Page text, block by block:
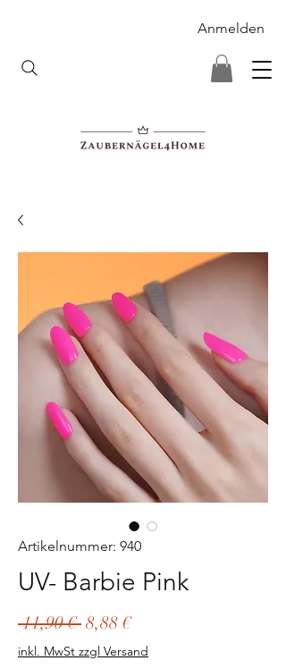
Anmelden
Artikelnummer: 940
UV- Barbie Pink
11,90 € Standardpreis
8,88 €Sale-
Preis
inkl. MwSt zzgl Versand